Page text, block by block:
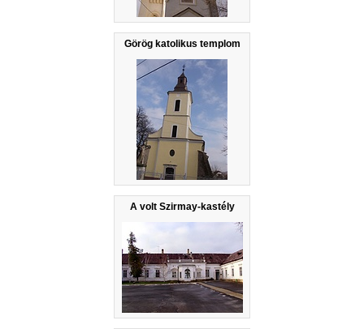
Görög katolikus templom
A volt Szirmay-kastély